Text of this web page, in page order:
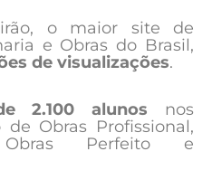
o maior site de
e Obras do Brasil,
de visualizações.
2.100 alunos nos
Obras Profissional,
Perfeito e